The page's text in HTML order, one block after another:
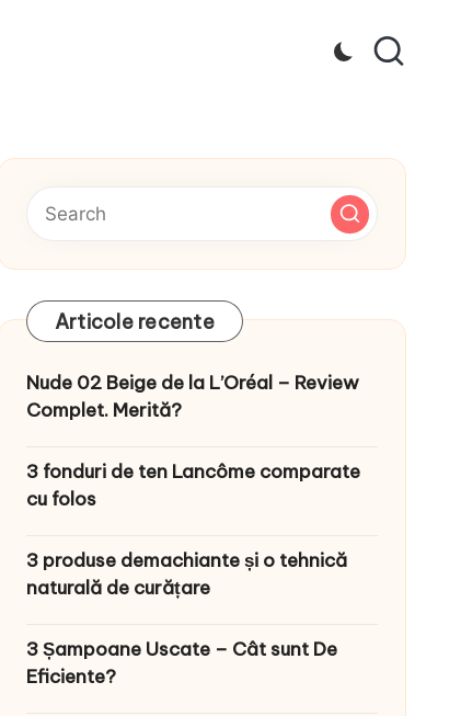
Articole recente
Nude 02 Beige de la L’Oréal – Review
Complet. Merită?
3 fonduri de ten Lancôme comparate
cu folos
3 produse demachiante și o tehnică
naturală de curățare
3 Șampoane Uscate – Cât sunt De
Eficiente?